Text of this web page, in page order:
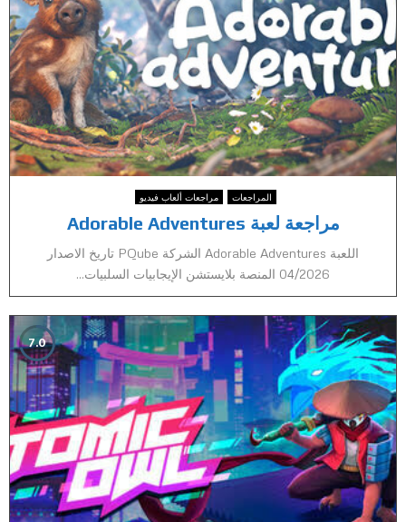
المراجعات مراجعات ألعاب فيديو
مراجعة لعبة Adorable Adventures
اللعبة Adorable Adventures الشركة PQube تاريخ الاصدار
04/2026 المنصة بلايستشن الإيجابيات السلبيات...
7.0